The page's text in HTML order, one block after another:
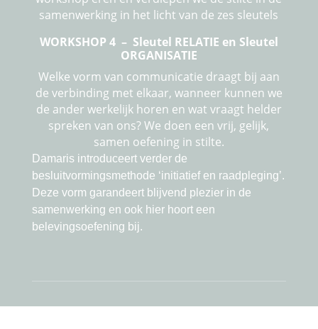
samenwerking in het licht van de zes sleutels
WORKSHOP 4 – Sleutel RELATIE en Sleutel
ORGANISATIE
Welke vorm van communicatie draagt bij aan
de verbinding met elkaar, wanneer kunnen we
de ander werkelijk horen en wat vraagt helder
spreken van ons? We doen een vrij, gelijk,
samen oefening in stilte.
Damaris introduceert verder de
besluitvormingsmethode ‘initiatief en raadpleging’.
Deze vorm garandeert blijvend plezier in de
samenwerking en ook hier hoort een
belevingsoefening bij.